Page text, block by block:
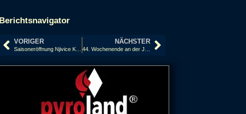
Berichtsnavigator
VORIGER
Saisoneröffnung Njivice Kroatien
NÄCHSTER
44. Wochenende an der Jade in Wilhelmshaven